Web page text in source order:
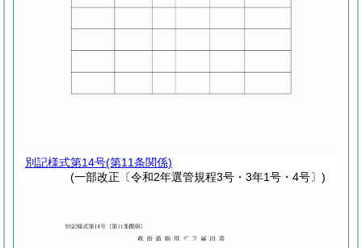
別記様式第14号(第11条関係)
(一部改正〔令和2年選管規程3号・3年1号・4号〕)